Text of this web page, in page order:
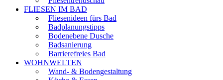
FLIESEN IM BAD
Fliesenideen fürs Bad
Badplanungstipps
Bodenebene Dusche
Badsanierung
Barrierefreies Bad
WOHNWELTEN
Wand- & Bodengestaltung